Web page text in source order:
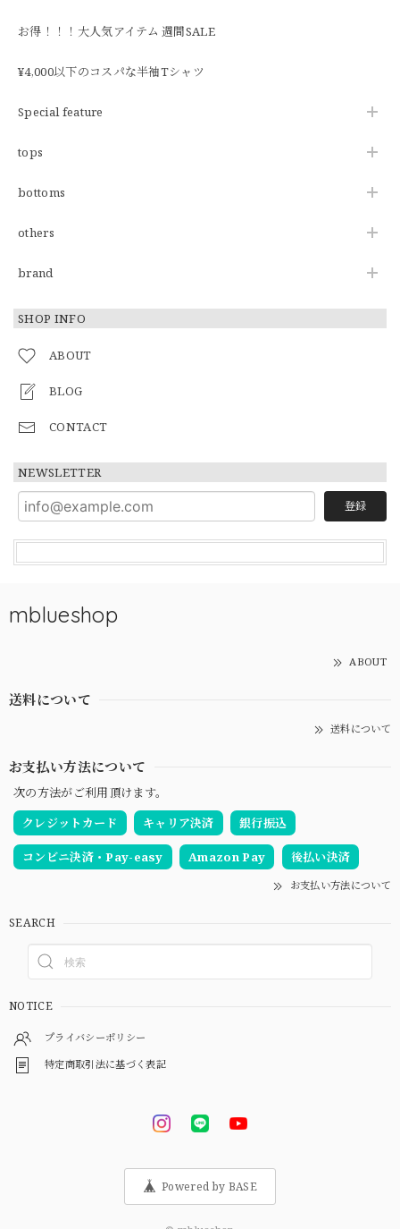
お得！！！大人気アイテム 週間SALE
¥4,000以下のコスパな半袖Tシャツ
Special feature
tops
bottoms
others
brand
SHOP INFO
ABOUT
BLOG
CONTACT
NEWSLETTER
登録
mblueshop
ABOUT
送料について
送料について
お支払い方法について
次の方法がご利用頂けます。
クレジットカード
キャリア決済 銀行振込
コンビニ決済・Pay-easy Amazon Pay 後払い決済
お支払い方法について
SEARCH
NOTICE
プライバシーポリシー
特定商取引法に基づく表記
Powered by BASE